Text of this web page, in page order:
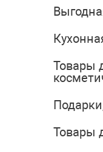
Товары
Товары